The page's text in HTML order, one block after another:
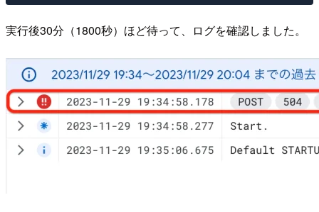
実行後30分（1800秒）ほど待って、ログを確認しました。